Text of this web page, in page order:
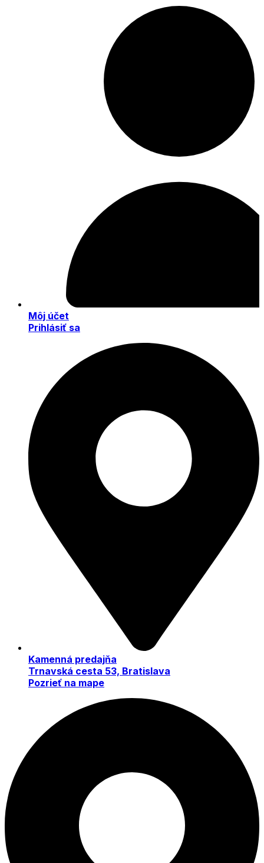
Môj účet
Prihlásiť sa
Kamenná predajňa
Trnavská cesta 53, Bratislava
Pozrieť na mape